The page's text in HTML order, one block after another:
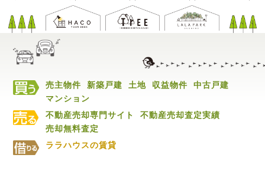
売主物件 新築戸建 土地 収益物件
中古戸建
マンション
不動産売却専門サイト
不動産売却査定実績
売却無料査定
ララハウスの賃貸